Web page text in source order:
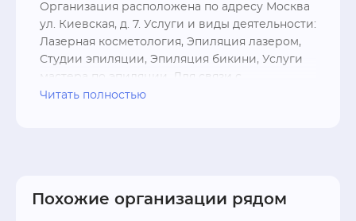
Организация расположена по адресу Москва
ул. Киевская, д. 7. Услуги и виды деятельности:
Лазерная косметология, Эпиляция лазером,
Студии эпиляции, Эпиляция бикини, Услуги
мастера по эпиляции. Для связи с
представителем организации SvoboDA,
Читать полностью
Похожие организации рядом